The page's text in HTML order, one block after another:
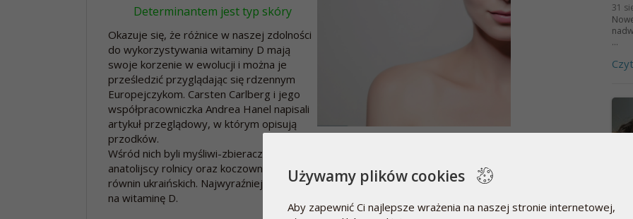
Determinantem jest typ skóry
Okazuje się, że różnice w naszej zdolności
do wykorzystywania witaminy D mają
swoje korzenie w ewolucji i można je
prześledzić przyglądając się rdzennym
Europejczykom. Carsten Carlberg i jego
współpracowniczka Andrea Hanel napisali
artykuł przeglądowy, w którym opisują
przodków.
Wśród nich byli myśliwi-zbieracze z Afryki, którzy zachowali ciemną skórę,
anatolijscy rolnicy oraz koczownicy Yamnaya o jaśniejszej karnacji pochodzący z
równin ukraińskich. Najwyraźniej to kolor skóry był kluczem do ich zapotrzebowania
na witaminę D.
31
...
Używamy plików cookies
Aby zapewnić Ci najlepsze wrażenia na naszej stronie internetowej,